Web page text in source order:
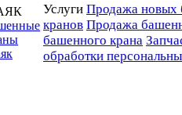
Услуги Продажа новых
кранов Продажа
башенного крана
обработки